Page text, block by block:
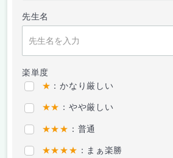
先生名
楽単度
★ ：かなり厳しい
★★ ：やや厳しい
★★★ ：普通
★★★★ ：まぁ楽勝